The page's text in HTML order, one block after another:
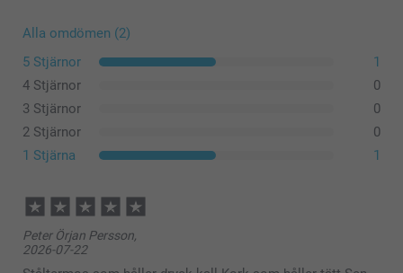
Alla omdömen (2)
5 Stjärnor
1
4 Stjärnor
0
3 Stjärnor
0
2 Stjärnor
0
1 Stjärna
1
Peter Örjan Persson,
2026-07-22